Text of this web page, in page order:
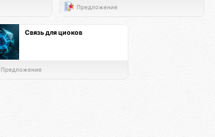
Предложение
Связь для циоков
Предложение